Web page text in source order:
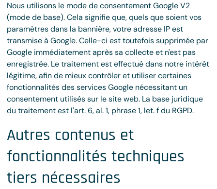
Nous utilisons le mode de consentement Google V2
(mode de base). Cela signifie que, quels que soient vos
paramètres dans la bannière, votre adresse IP est
transmise à Google. Celle-ci est toutefois supprimée par
Google immédiatement après sa collecte et n'est pas
enregistrée. Le traitement est effectué dans notre intérêt
légitime, afin de mieux contrôler et utiliser certaines
fonctionnalités des services Google nécessitant un
consentement utilisés sur le site web. La base juridique
du traitement est l'art. 6, al. 1, phrase 1, let. f du RGPD.
Autres contenus et
fonctionnalités techniques
tiers nécessaires